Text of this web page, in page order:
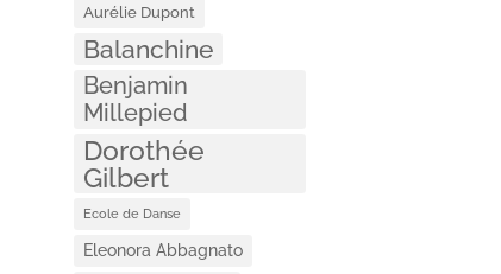
Aurélie Dupont
Balanchine
Benjamin
Millepied
Dorothée
Gilbert
Ecole de Danse
Eleonora Abbagnato